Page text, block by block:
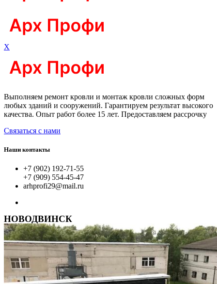
X
Выполняем ремонт кровли и монтаж кровли сложных форм
любых зданий и сооружений. Гарантируем результат высокого
качества. Опыт работ более 15 лет. Предоставляем рассрочку
Связаться с нами
Наши контакты
+7 (902) 192-71-55
+7 (909) 554-45-47
arhprofi29@mail.ru
НОВОДВИНСК